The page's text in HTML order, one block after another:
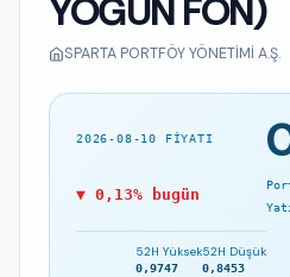
YOĞUN FON)
SPARTA PORTFÖY YÖNETİMİ A.Ş.
2026-08-10 FIYATI
▼ 0,13% bugün
52H Yüksek
0,9747
52H Düşük
0,8453